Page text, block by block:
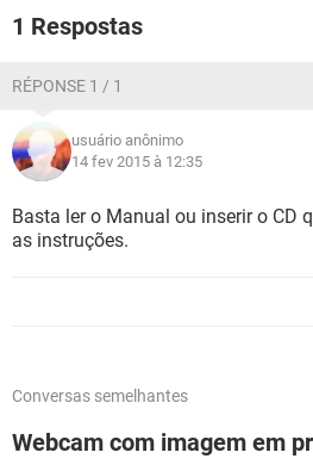
1 Respostas
RÉPONSE 1 / 1
usuário anônimo
14 fev 2015 à 12:35
Basta ler o Manual ou inserir o CD
as instruções.
Conversas semelhantes
Webcam com imagem em